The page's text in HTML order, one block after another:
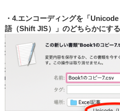
4.エンコーディングを「
語（Shift JIS）」のどちらかにする